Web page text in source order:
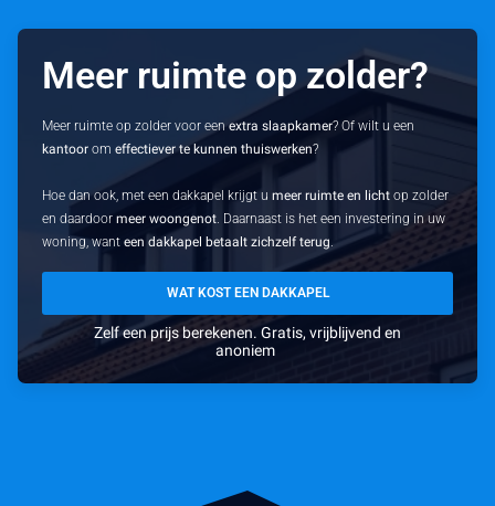
Meer ruimte op zolder?
Meer ruimte op zolder voor eenextra slaapkamer? Of wilt u een
kantoor omeffectiever te kunnen thuiswerken?
Hoe dan ook, met een dakkapel krijgt umeer ruimte en licht op zolder
en daardoormeer woongenot. Daarnaast is het een investering in uw
woning, wanteen dakkapel betaalt zichzelf terug.
WAT KOST EEN DAKKAPEL
Zelf een prijs berekenen. Gratis, vrijblijvend en
anoniem